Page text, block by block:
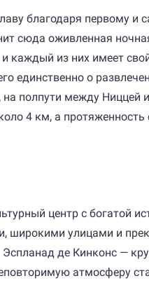
благодаря первому
сюда оживленная
и каждый из них имеет
единственно о
полпути между Ниццей
4 км, а
центр с богатой
широкими улицами и
де Кинконс —
атмосферу